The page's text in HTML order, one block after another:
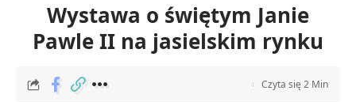
Wystawa o świętym Janie
Pawle II na jasielskim rynku
Czyta się 2 Min